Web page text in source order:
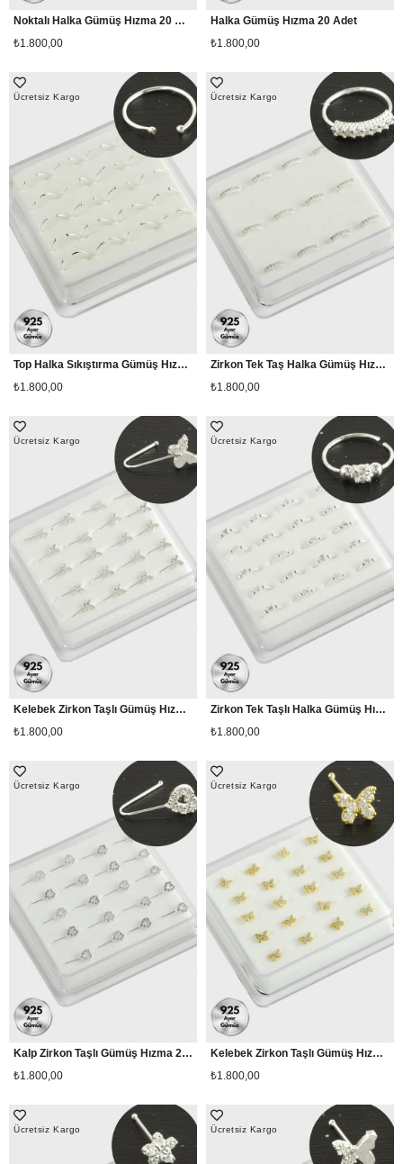
Noktalı Halka Gümüş Hızma 20 Adet
₺1.800,00
Halka Gümüş Hızma 20 Adet
₺1.800,00
Top Halka Sıkıştırma Gümüş Hızma 20 Adet
₺1.800,00
Ücretsiz Kargo
Zirkon Tek Taş Halka Gümüş Hızma 12 Adet
₺1.800,00
Ücretsiz Kargo
Kelebek Zirkon Taşlı Gümüş Hızma 20 Adet
₺1.800,00
Ücretsiz Kargo
Zirkon Tek Taşlı Halka Gümüş Hızma 20 Adet
₺1.800,00
Ücretsiz Kargo
Kalp Zirkon Taşlı Gümüş Hızma 20 Adet
₺1.800,00
Ücretsiz Kargo
Kelebek Zirkon Taşlı Gümüş Hızma 20 Adet
₺1.800,00
Ücretsiz Kargo
Ücretsiz Kargo Ücretsiz Kargo